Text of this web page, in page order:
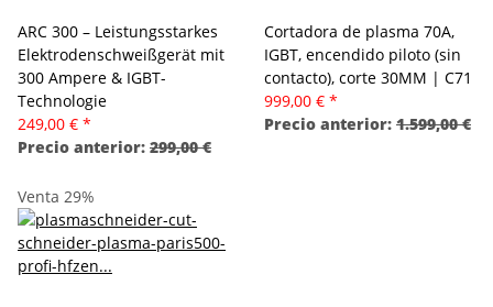
ARC 300 – Leistungsstarkes
Elektrodenschweißgerät mit
300 Ampere & IGBT-
Technologie
249,00 € *
Precio anterior: 299,00 €
Cortadora de plasma 70A,
IGBT, encendido piloto (sin
contacto), corte 30MM | C71
999,00 € *
Precio anterior: 1.599,00 €
Venta 29%